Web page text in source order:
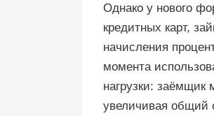
Однако у нового
кредитных карт,
начисления
момента
нагрузки: заёмщик
увеличивая общий